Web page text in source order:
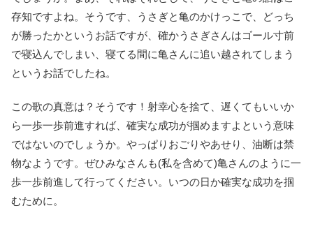
存知ですよね。そうです、うさぎと亀のかけっこで、どっち
が勝ったかというお話ですが、確かうさぎさんはゴール寸前
で寝込んでしまい、寝てる間に亀さんに追い越されてしまう
というお話でしたね。
この歌の真意は？そうです！射幸心を捨て、遅くてもいいか
ら一歩一歩前進すれば、確実な成功が掴めますよという意味
ではないのでしょうか。やっぱりおごりやあせり、油断は禁
物なようです。ぜひみなさんも(私を含めて)亀さんのように一
歩一歩前進して行ってください。いつの日か確実な成功を掴
むために。